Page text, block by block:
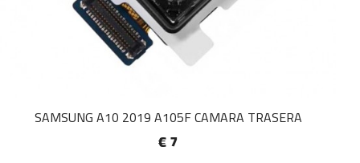
SAMSUNG A10 2019 A105F CAMARA TRASERA
€ 7